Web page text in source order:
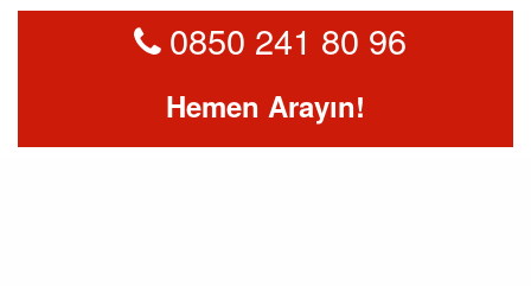
Yurtiçi Uçak Biletleri
Yurtdışı Uçak Biletleri 0850 241 80 96
Hemen Arayın!